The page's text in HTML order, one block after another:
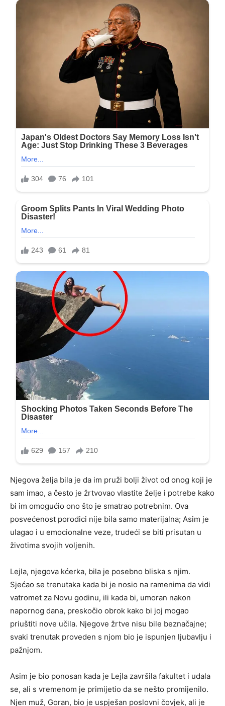
Njegova želja bila je da im pruži bolji život od onog koji je
sam imao, a često je žrtvovao vlastite želje i potrebe kako
bi im omogućio ono što je smatrao potrebnim. Ova
posvećenost porodici nije bila samo materijalna; Asim je
ulagao i u emocionalne veze, trudeći se biti prisutan u
životima svojih voljenih.
Lejla, njegova kćerka, bila je posebno bliska s njim.
Sjećao se trenutaka kada bi je nosio na ramenima da vidi
vatromet za Novu godinu, ili kada bi, umoran nakon
napornog dana, preskočio obrok kako bi joj mogao
priuštiti nove učila. Njegove žrtve nisu bile beznačajne;
svaki trenutak proveden s njom bio je ispunjen ljubavlju i
pažnjom.
Asim je bio ponosan kada je Lejla završila fakultet i udala
se, ali s vremenom je primijetio da se nešto promijenilo.
Njen muž, Goran, bio je uspješan poslovni čovjek, ali je